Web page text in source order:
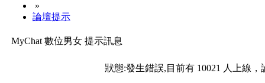
»
論壇提示
MyChat 數位男女 提示訊息
狀態:發生錯誤,目前有 10021 人上線